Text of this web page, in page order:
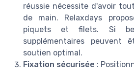
réussie nécessite d'avoir
de main. Relaxdays
piquets et filets. Si
supplémentaires peuvent
soutien optimal.
Fixation sécurisée :